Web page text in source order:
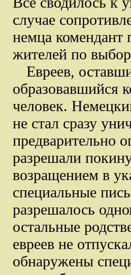
случае
немца комендант
жителей по
Евреев,
образовавшийся
человек.
не стал сразу
предварительно
разрешали
возращением в
специальные
разрешалось
остальные
евреев не
обнаружены